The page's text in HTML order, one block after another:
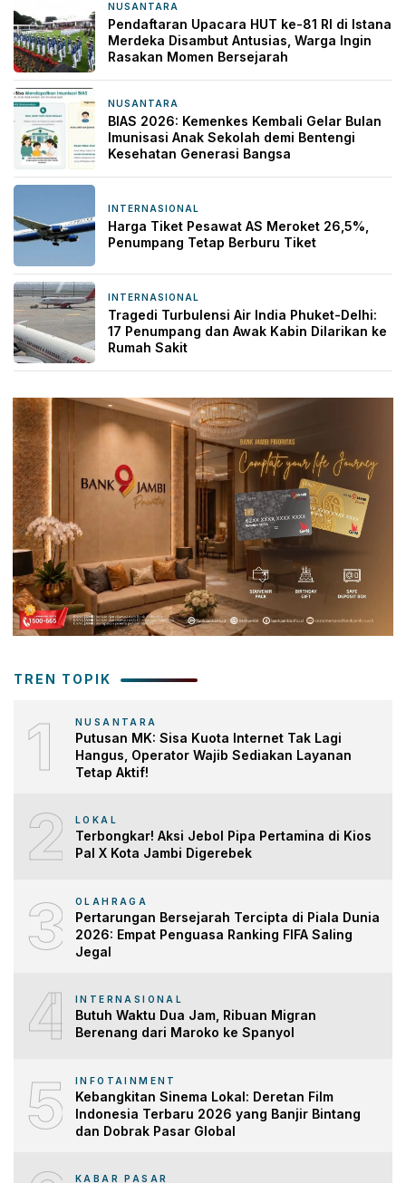
NUSANTARA
Pendaftaran Upacara HUT ke-81 RI di Istana
Merdeka Disambut Antusias, Warga Ingin
Rasakan Momen Bersejarah
NUSANTARA
BIAS 2026: Kemenkes Kembali Gelar Bulan
Imunisasi Anak Sekolah demi Bentengi
Kesehatan Generasi Bangsa
INTERNASIONAL
Harga Tiket Pesawat AS Meroket 26,5%,
Penumpang Tetap Berburu Tiket
INTERNASIONAL
Tragedi Turbulensi Air India Phuket-Delhi:
17 Penumpang dan Awak Kabin Dilarikan ke
Rumah Sakit
TREN TOPIK
1 NUSANTARA
Putusan MK: Sisa Kuota Internet Tak Lagi
Hangus, Operator Wajib Sediakan Layanan
Tetap Aktif!
2 LOKAL
Terbongkar! Aksi Jebol Pipa Pertamina di Kios
Pal X Kota Jambi Digerebek
3 OLAHRAGA
Pertarungan Bersejarah Tercipta di Piala Dunia
2026: Empat Penguasa Ranking FIFA Saling
Jegal
4 INTERNASIONAL
Butuh Waktu Dua Jam, Ribuan Migran
Berenang dari Maroko ke Spanyol
5 INFOTAINMENT
Kebangkitan Sinema Lokal: Deretan Film
Indonesia Terbaru 2026 yang Banjir Bintang
dan Dobrak Pasar Global
KABAR PASAR